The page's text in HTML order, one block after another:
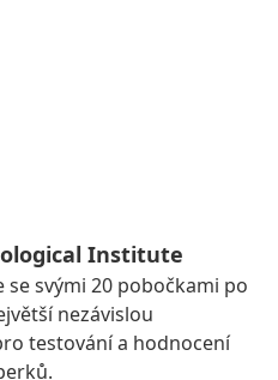
Institute
se svými 20 pobočkami po
nezávislou
testování a hodnocení